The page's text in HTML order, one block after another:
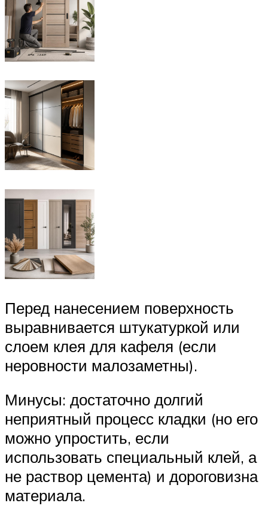
Перед нанесением поверхность
выравнивается штукатуркой или
слоем клея для кафеля (если
неровности малозаметны).
Минусы: достаточно долгий
неприятный процесс кладки (но его
можно упростить, если
использовать специальный клей, а
не раствор цемента) и дороговизна
материала.